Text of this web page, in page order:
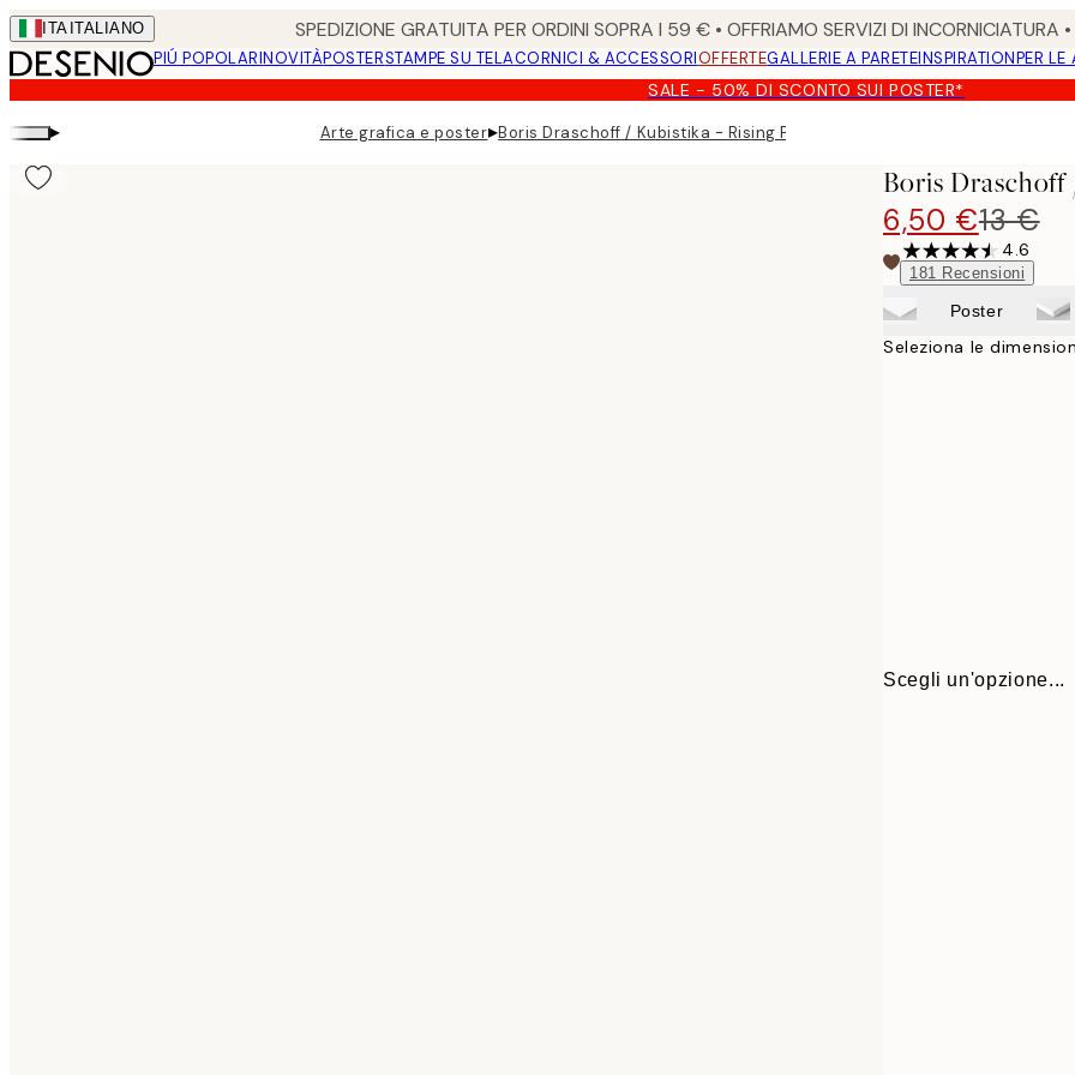
Skip
to
main
content.
ITA ITALIANO SPEDIZIONE GRATUITA PER ORDINI SOPRA I 59 € • OFFRIAMO SERVIZI DI
PIÚ POPOLARINOVITÀPOSTERSTAMPE SU TELACORNICI & ACCESSORIOFFERTEGALLERIE A PARETEINSPIRATIONPER LE
SALE - 50% DI SCONTO SUI POSTER*
▸ Arte grafica e poster▸Boris Draschoff / Kubistika - Rising Poster
Boris Draschoff
6,50 €13 €
4.6
181 Recensioni
Poster
Seleziona le
Scegli un'opzione...